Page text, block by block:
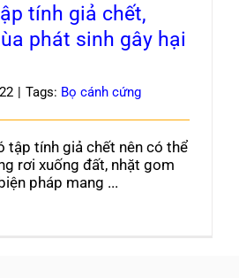
tính giả chết,
phát sinh gây hại
| Tags: Bọ cánh cứng
tập tính giả chết nên có thể
rơi xuống đất, nhặt gom
pháp mang ...